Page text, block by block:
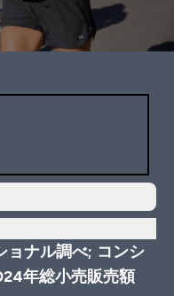
ョナル調べ; コンシ
年総小売販売額